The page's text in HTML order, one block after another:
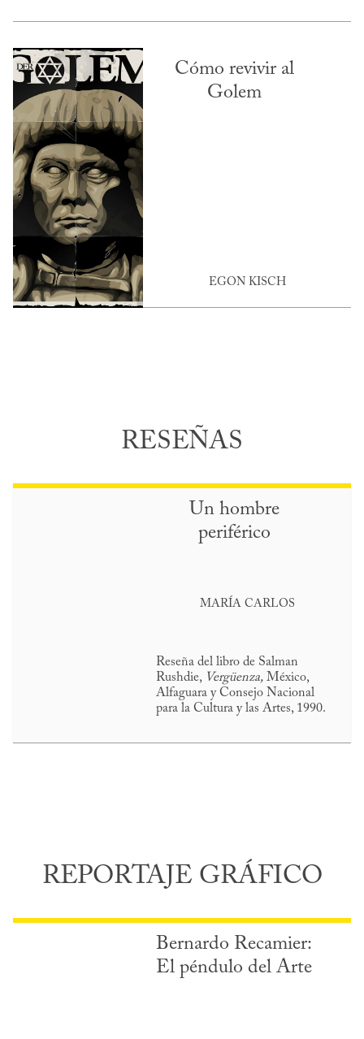
Cómo revivir al
Golem
EGON KISCH
RESEÑAS
Un hombre
periférico
MARÍA CARLOS
Reseña del libro de Salman
Rushdie, Vergüenza, México,
Alfaguara y Consejo Nacional
para la Cultura y las Artes, 1990.
REPORTAJE GRÁFICO
Bernardo Recamier:
El péndulo del Arte